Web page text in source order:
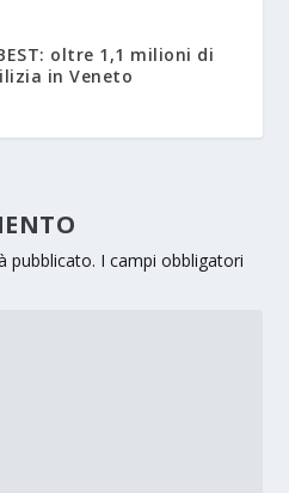
oltre 1,1 milioni di
in Veneto
pubblicato. I campi obbligatori